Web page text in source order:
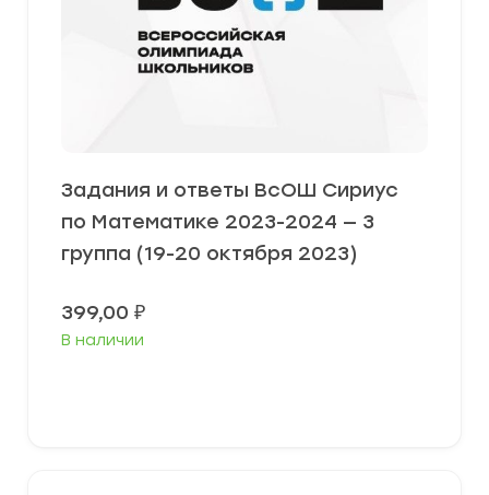
Задания и ответы ВсОШ Сириус
по Математике 2023-2024 — 3
группа (19-20 октября 2023)
399,00 ₽
В наличии